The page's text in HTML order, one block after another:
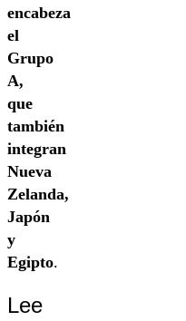
encabeza
el
Grupo
A,
que
también
integran
Nueva
Zelanda,
Japón
y
Egipto.
Lee